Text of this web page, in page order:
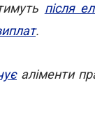
після
.
аліменти